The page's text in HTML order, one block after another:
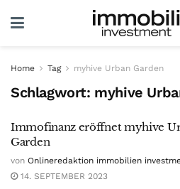
Home Tag myhive Urban Garden
Schlagwort: myhive
Immofinanz eröffnet myhive
Garden
von Onlineredaktion immobilien
14. SEPTEMBER 2023